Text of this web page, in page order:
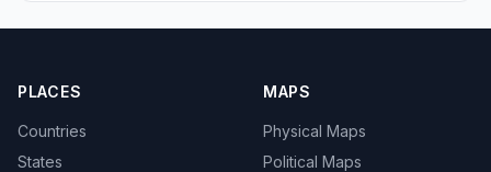
PLACES
Countries
States
MAPS
Physical Maps
Political Maps